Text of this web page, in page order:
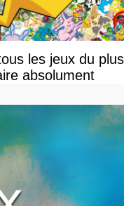
les jeux du plus
absolument